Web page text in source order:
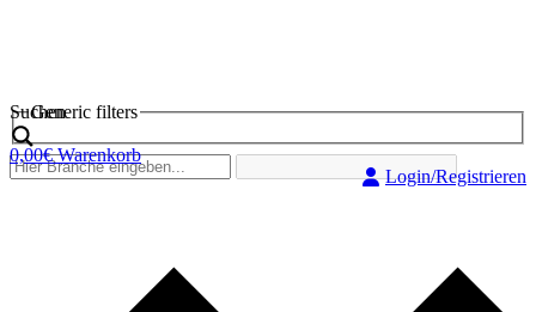
Suchen
Generic filters
0,00€ Warenkorb
Login/Registrieren